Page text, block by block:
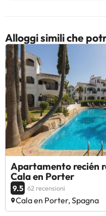
Alloggi simili che
Apartamento recién
Cala en Porter
9.5 62 recensioni
Cala en Porter, Spagna